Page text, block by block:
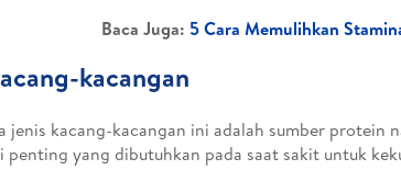
Baca Juga: 5 Cara Memulihkan
kacangan
jenis kacang-kacangan ini adalah sumber protein
penting yang dibutuhkan pada saat sakit untuk